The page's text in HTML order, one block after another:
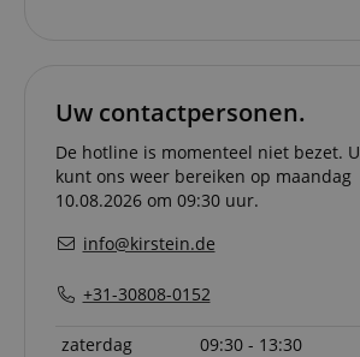
Uw contactpersonen.
De hotline is momenteel niet bezet. U
kunt ons weer bereiken op maandag
10.08.2026 om 09:30 uur.
info@kirstein.de
+31-30808-0152
zaterdag
09:30 - 13:30